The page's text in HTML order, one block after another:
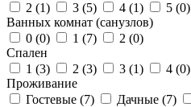
2 (1) 3 (5) 4 (1) 5 (0)
Ванных комнат (санузлов)
0 (0) 1 (7) 2 (0)
Спален
1 (3) 2 (3) 3 (1) 4 (0)
Проживание
Гостевые (7) Дачные (7)